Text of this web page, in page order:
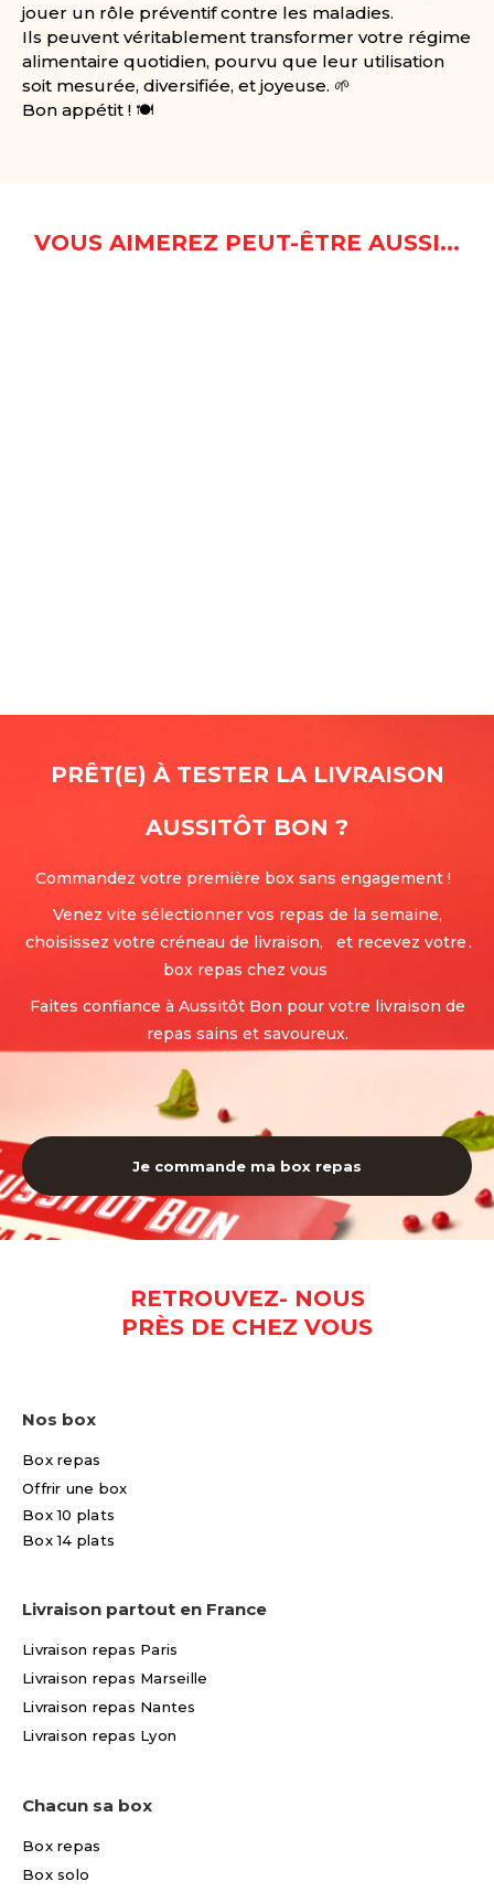
jouer un rôle préventif contre les maladies.
Ils peuvent véritablement transformer votre régime
alimentaire quotidien, pourvu que leur utilisation
soit mesurée, diversifiée, et joyeuse. 🌱
Bon appétit ! 🍽️
VOUS AIMEREZ PEUT-ÊTRE AUSSI...
PRÊT(E) À TESTER LA LIVRAISON
AUSSITÔT BON ?
Commandez votre première box sans engagement !
Venez vite sélectionner vos repas de la semaine,
choisissez votre créneau de livraison, et recevez votre
box repas chez vous
.
Faites confiance à Aussitôt Bon pour votre livraison de
repas sains et savoureux.
Je commande ma box repas
RETROUVEZ- NOUS
PRÈS DE CHEZ VOUS
Nos box
Box repas
Offrir une box
Box 10 plats
Box 14 plats
Livraison partout en France
Livraison repas Paris
Livraison repas Marseille
Livraison repas Nantes
Livraison repas Lyon
Chacun sa box
Box repas
Box solo